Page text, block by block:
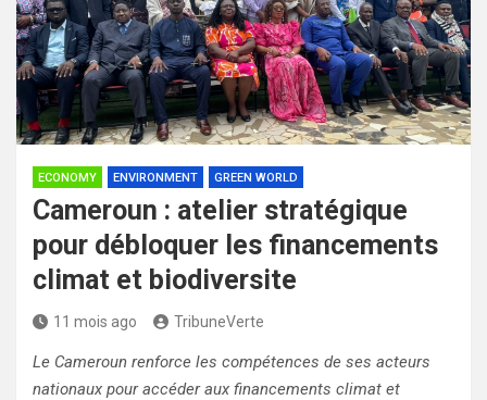
ECONOMY ENVIRONMENT GREEN WORLD
Cameroun : atelier stratégique
pour débloquer les financements
climat et biodiversite
11 mois ago TribuneVerte
Le Cameroun renforce les compétences de ses acteurs
nationaux pour accéder aux financements climat et